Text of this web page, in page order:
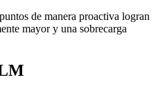
de manera proactiva logran
mayor y una sobrecarga